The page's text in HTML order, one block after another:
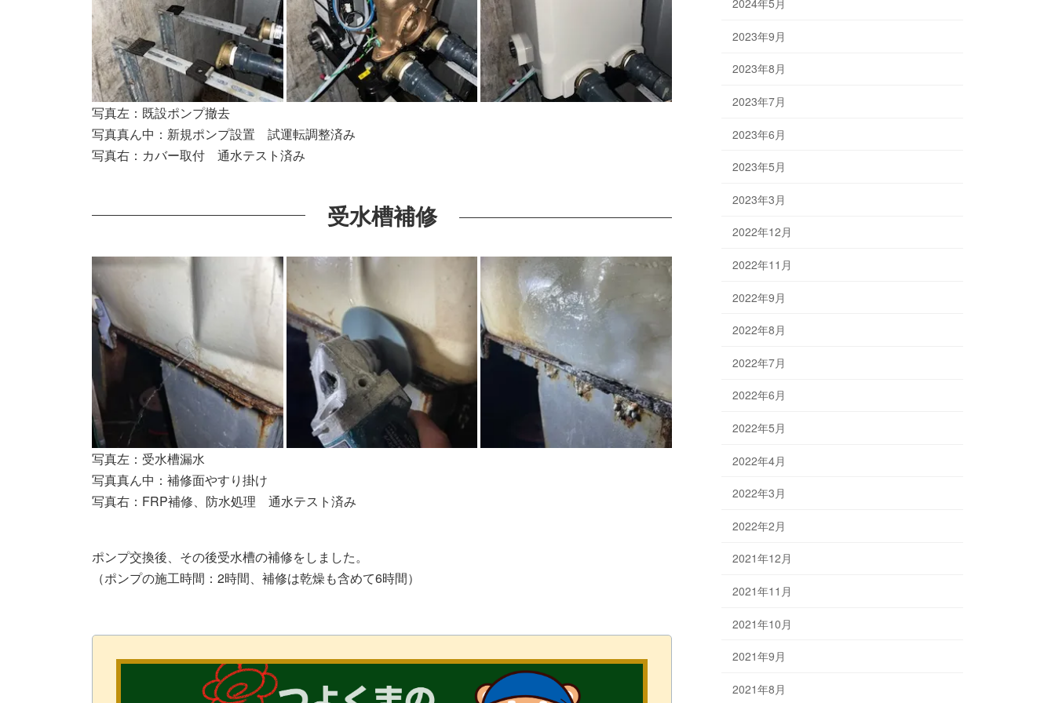
写真左：既設ポンプ撤去
写真真ん中：新規ポンプ設置 試運転調整済み
写真右：カバー取付 通水テスト済み
受水槽補修
写真左：受水槽漏水
写真真ん中：補修面やすり掛け
写真右：FRP補修、防水処理 通水テスト済み
ポンプ交換後、その後受水槽の補修をしました。
（ポンプの施工時間：2時間、補修は乾燥も含めて6時間）
2024年5月
2023年9月
2023年8月
2023年7月
2023年6月
2023年5月
2023年3月
2022年12月
2022年11月
2022年9月
2022年8月
2022年7月
2022年6月
2022年5月
2022年4月
2022年3月
2022年2月
2021年12月
2021年11月
2021年10月
2021年9月
2021年8月